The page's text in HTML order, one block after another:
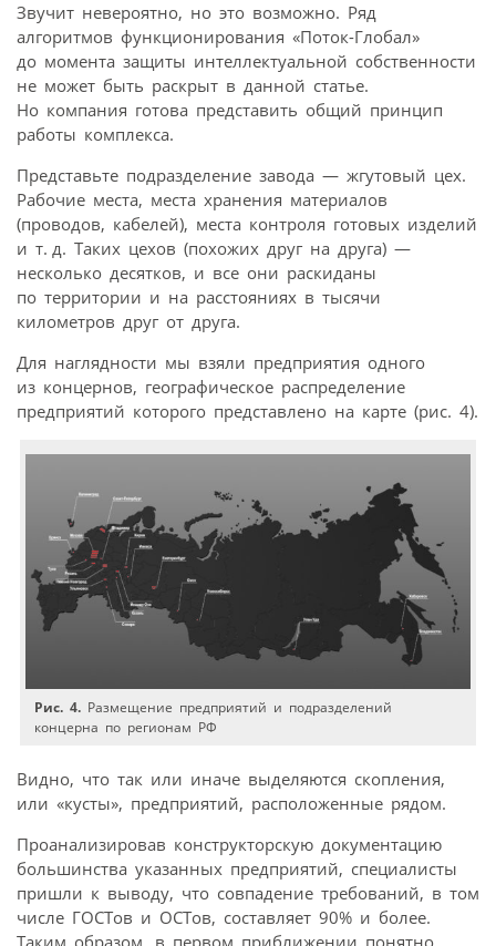
Звучит невероятно, но это возможно. Ряд
алгоритмов функционирования «Поток-Глобал»
до момента защиты интеллектуальной собственности
не может быть раскрыт в данной статье.
Но компания готова представить общий принцип
работы комплекса.
Представьте подразделение завода — жгутовый цех.
Рабочие места, места хранения материалов
(проводов, кабелей), места контроля готовых изделий
и т. д. Таких цехов (похожих друг на друга) —
несколько десятков, и все они раскиданы
по территории и на расстояниях в тысячи
километров друг от друга.
Для наглядности мы взяли предприятия одного
из концернов, географическое распределение
предприятий которого представлено на карте (рис. 4).
Рис. 4. Размещение предприятий и подразделений
концерна по регионам РФ
Видно, что так или иначе выделяются скопления,
или «кусты», предприятий, расположенные рядом.
Проанализировав конструкторскую документацию
большинства указанных предприятий, специалисты
пришли к выводу, что совпадение требований, в том
числе ГОСТов и ОСТов, составляет 90% и более.
Таким образом, в первом приближении понятно